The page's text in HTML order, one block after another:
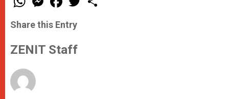
t
s
p
p
e
s
e
g
e
a
e
b
o
k
w
Share this Entry
ZENIT Staff